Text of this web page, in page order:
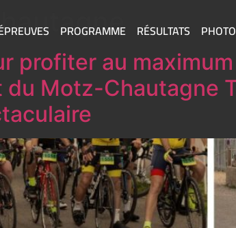
PROGRAMME RÉSULTATS
profiter au
du Motz-Chautagne